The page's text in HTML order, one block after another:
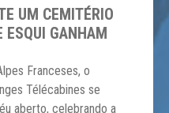
UM CEMITÉRIO
ESQUI GANHAM
Franceses, o
Télécabines se
aberto, celebrando a